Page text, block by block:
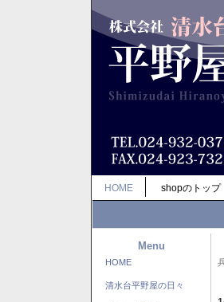
HOME shopのトップ
Menu
HOME
清水台平野屋の日々